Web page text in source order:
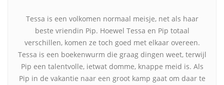
Tessa is een volkomen normaal meisje, net als haar
beste vriendin Pip. Hoewel Tessa en Pip totaal
verschillen, komen ze toch goed met elkaar overeen.
Tessa is een boekenwurm die graag dingen weet, terwijl
Pip een talentvolle, ietwat domme, knappe meid is. Als
Pip in de vakantie naar een groot kamp gaat om daar te